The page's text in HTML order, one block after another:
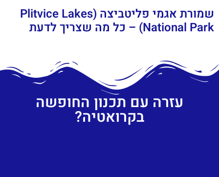
שמורת אגמי פליטביצה (Plitvice Lakes
National Park) – כל מה שצריך לדעת
עזרה עם תכנון החופשה
בקרואטיה?